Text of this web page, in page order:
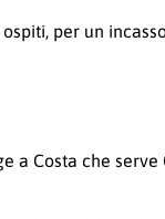
per un
a Costa che